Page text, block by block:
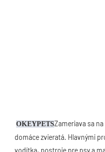
OKEYPETSZameriava sa
domáce zvieratá. Hlavnými